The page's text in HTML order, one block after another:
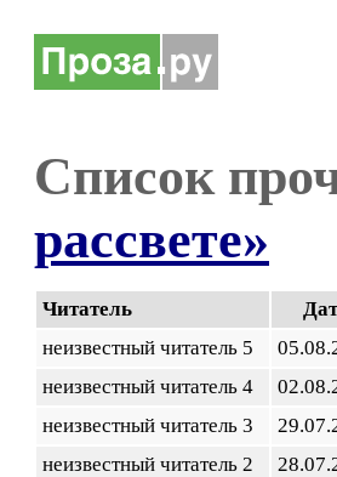
Список
рассвете»
Читатель
неизвестный читатель 5
неизвестный читатель 4
неизвестный читатель 3
неизвестный читатель 2